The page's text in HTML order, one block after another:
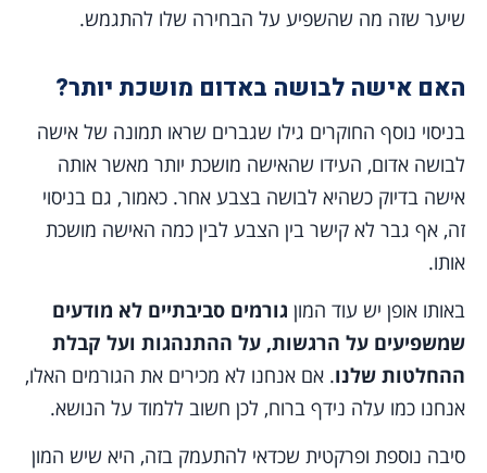
שיער שזה מה שהשפיע על הבחירה שלו להתגמש.
האם אישה לבושה באדום מושכת יותר?
בניסוי נוסף החוקרים גילו שגברים שראו תמונה של אישה
לבושה אדום, העידו שהאישה מושכת יותר מאשר אותה
אישה בדיוק כשהיא לבושה בצבע אחר. כאמור, גם בניסוי
זה, אף גבר לא קישר בין הצבע לבין כמה האישה מושכת
אותו.
באותו אופן יש עוד המון גורמים סביבתיים לא מודעים
שמשפיעים על הרגשות, על ההתנהגות ועל קבלת
ההחלטות שלנו. אם אנחנו לא מכירים את הגורמים האלו,
אנחנו כמו עלה נידף ברוח, לכן חשוב ללמוד על הנושא.
סיבה נוספת ופרקטית שכדאי להתעמק בזה, היא שיש המון